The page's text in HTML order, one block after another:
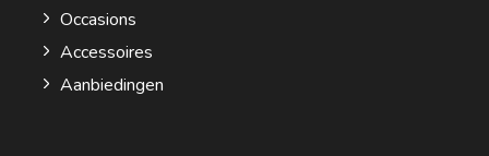
Occasions
Accessoires
Aanbiedingen